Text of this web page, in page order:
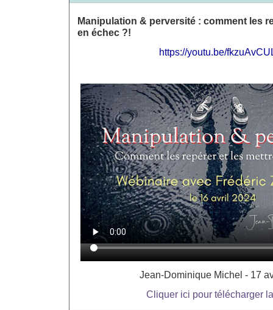
Manipulation & perversité : comment les
en échec ?!
https://youtu.be/
Jean-Dominique Michel - 17
Cliquer ici pour télécharger